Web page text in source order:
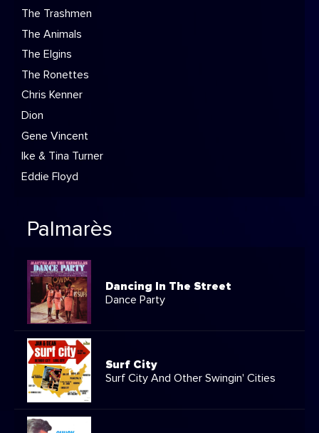
The Trashmen
The Animals
The Elgins
The Ronettes
Chris Kenner
Dion
Gene Vincent
Ike & Tina Turner
Eddie Floyd
Palmarès
Dancing In The Street
Dance Party
Surf City
Surf City And Other Swingin' Cities